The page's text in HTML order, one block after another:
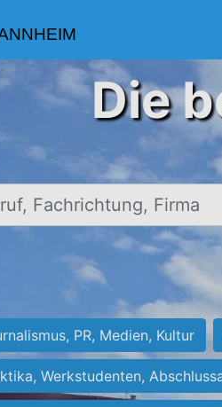
Die
Fachrichtung, Firma
PR, Medien, Kultur
Werkstudenten,